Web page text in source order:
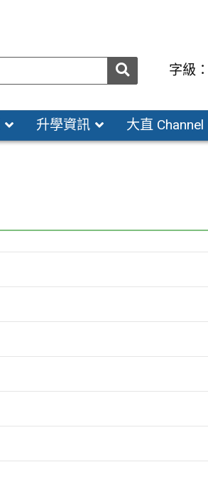
送出 字級：
升學資訊 大直 Channel